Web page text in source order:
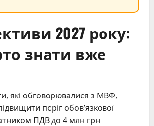
2027 року:
знати вже
які обговорювалися з МВФ,
поріг обов’язкової
ПДВ до 4 млн грн і